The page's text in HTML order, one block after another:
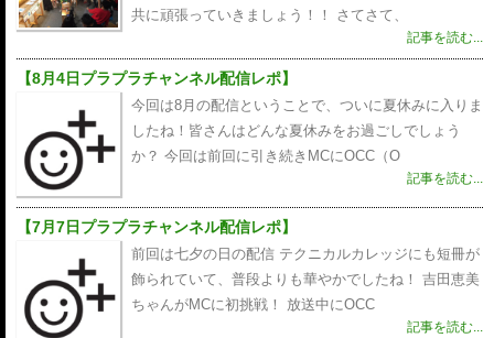
共に頑張っていきましょう！！ さてさて、
記事を読む...
【8月4日プラプラチャンネル配信レポ】
今回は8月の配信ということで、ついに夏休みに入りま
したね！皆さんはどんな夏休みをお過ごしでしょう
か？ 今回は前回に引き続きMCにOCC（O
記事を読む...
【7月7日プラプラチャンネル配信レポ】
前回は七夕の日の配信 テクニカルカレッジにも短冊が
飾られていて、普段よりも華やかでしたね！ 吉田恵美
ちゃんがMCに初挑戦！ 放送中にOCC
記事を読む...